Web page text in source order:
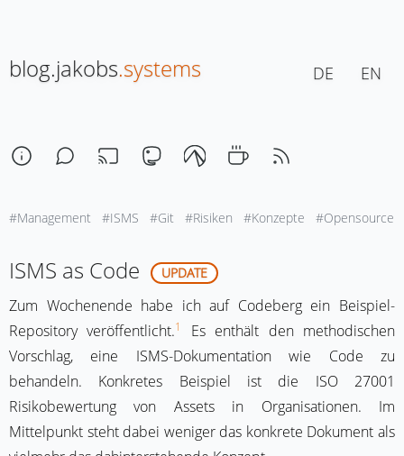
blog.jakobs.systems DE EN
#Management #ISMS #Git #Risiken #Konzepte #Opensource
8. März 2026, 16:40
ISMS as Code UPDATE
Zum Wochenende habe ich auf Codeberg ein Beispiel-
Repository veröffentlicht.1
Es enthält den methodischen
Vorschlag, eine ISMS-Dokumentation wie Code zu
behandeln. Konkretes Beispiel ist die ISO 27001
Risikobewertung von Assets in Organisationen. Im
Mittelpunkt steht dabei weniger das konkrete Dokument als